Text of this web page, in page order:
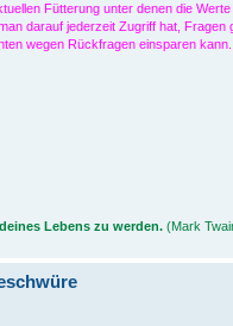
Fütterung unter denen die
darauf jederzeit Zugriff hat, Fragen
wegen Rückfragen einsparen
Lebens zu werden. (Mark